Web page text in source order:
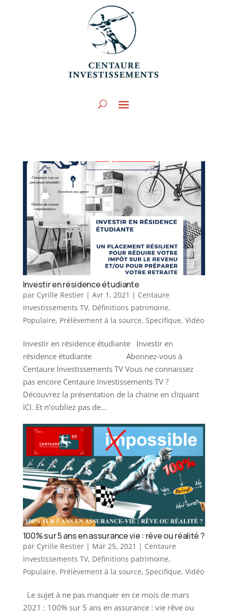
Investir en résidence étudiante
par Cyrille Restier| Avr 1, 2021 | Centaure
Investissements TV, Définitions patrimoine,
Populaire, Prélèvement à la source, Specifique, Vidéo
Investir en résidence étudiante Investir en
résidence étudiante Abonnez-vous à
Centaure Investissements TV Vous ne connaissez
pas encore Centaure Investissements TV ?
Découvrez la présentation de la chaine en cliquant
ICI. Et n’oubliez pas de...
100% sur 5 ans en assurance vie : rêve ou réalité ?
par Cyrille Restier| Mar 25, 2021 | Centaure
Investissements TV, Définitions patrimoine,
Populaire, Prélèvement à la source, Specifique, Vidéo
Le sujet à ne pas manquer en ce mois de mars
2021 : 100% sur 5 ans en assurance : vie rêve ou